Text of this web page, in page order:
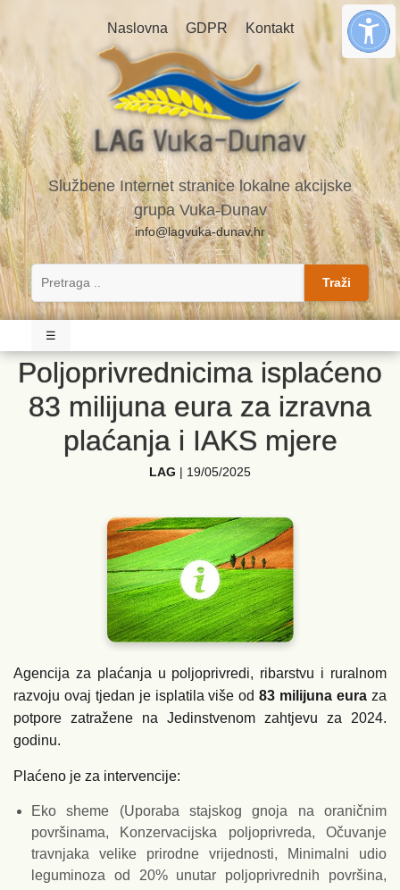
Naslovna GDPR Kontakt
Službene Internet stranice lokalne akcijske
grupa Vuka-Dunav
info@lagvuka-dunav.hr
Traži
☰
Poljoprivrednicima isplaćeno
83 milijuna eura za izravna
plaćanja i IAKS mjere
LAG | 19/05/2025
Agencija za plaćanja u poljoprivredi, ribarstvu i ruralnom
razvoju ovaj tjedan je isplatila više od 83 milijuna eura za
potpore zatražene na Jedinstvenom zahtjevu za 2024.
godinu.
Plaćeno je za intervencije:
Eko sheme (Uporaba stajskog gnoja na oraničnim
površinama, Konzervacijska poljoprivreda, Očuvanje
travnjaka velike prirodne vrijednosti, Minimalni udio
leguminoza od 20% unutar poljoprivrednih površina,